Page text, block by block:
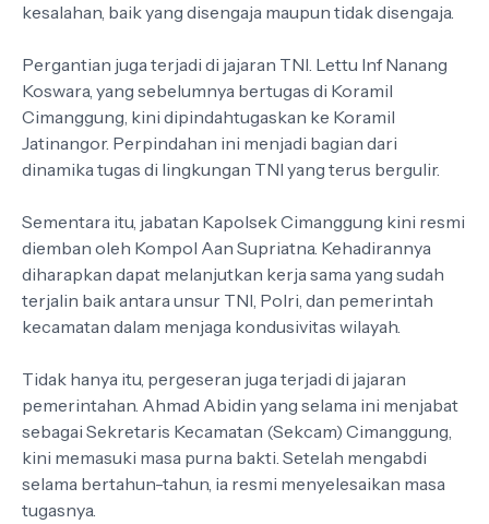
kesalahan, baik yang disengaja maupun tidak disengaja.
Pergantian juga terjadi di jajaran TNI. Lettu Inf Nanang
Koswara, yang sebelumnya bertugas di Koramil
Cimanggung, kini dipindahtugaskan ke Koramil
Jatinangor. Perpindahan ini menjadi bagian dari
dinamika tugas di lingkungan TNI yang terus bergulir.
Sementara itu, jabatan Kapolsek Cimanggung kini resmi
diemban oleh Kompol Aan Supriatna. Kehadirannya
diharapkan dapat melanjutkan kerja sama yang sudah
terjalin baik antara unsur TNI, Polri, dan pemerintah
kecamatan dalam menjaga kondusivitas wilayah.
Tidak hanya itu, pergeseran juga terjadi di jajaran
pemerintahan. Ahmad Abidin yang selama ini menjabat
sebagai Sekretaris Kecamatan (Sekcam) Cimanggung,
kini memasuki masa purna bakti. Setelah mengabdi
selama bertahun-tahun, ia resmi menyelesaikan masa
tugasnya.